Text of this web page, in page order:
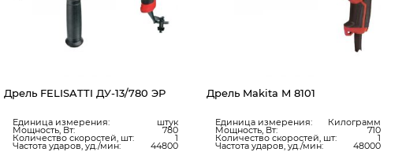
Дрель Makita M 8101
Единица измерения: Килограмм
Мощность, Вт: 710
Количество скоростей, шт:
Частота ударов, уд./мин: 48000